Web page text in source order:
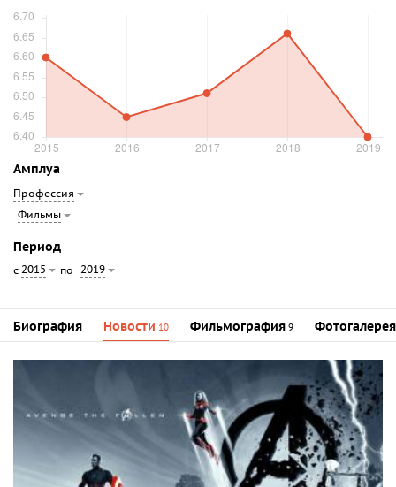
Амплуа
Профессия
Фильмы
Период
с 2015 по 2019
Биография Новости 10 Фильмография 9 Фотогалерея